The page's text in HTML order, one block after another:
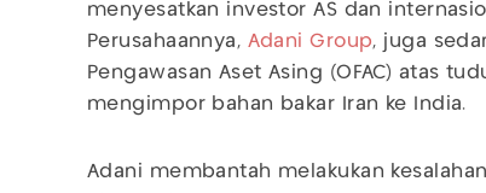
menyesatkan investor AS dan
Perusahaannya, Adani Group, juga
Pengawasan Aset Asing (OFAC) atas
mengimpor bahan bakar Iran ke India.
Adani membantah melakukan